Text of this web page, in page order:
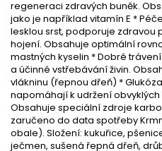
regeneraci zdravých buněk.
jako je například vitamín E *
lesklou srst, podporuje zdravou
hojení. Obsahuje optimální
mastných kyselin * Dobré
a účinné vstřebávání živin.
vlákninu (řepnou dřeň) *
napomáhají k udržení
Obsahuje speciální zdroje
zaručeno do data spotřeby
obale). Složení: kukuřice,
ječmen, sušená řepná dřeň,